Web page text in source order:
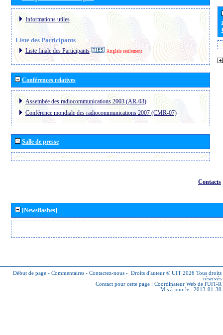
Informations utiles
Liste des Participants
Liste finale des Participants Anglais seulement
Conférences relatives
Assembée des radiocommunications 2003 (AR-03)
Conférence mondiale des radiocommunications 2007 (CMR-07)
Salle de presse
Contacts
[Newsflashes]
Début de page - Commentaires - Contactez-nous - Droits d'auteur © UIT 2026 Tous droits
réservés
Contact pour cette page : Coordinateur Web de l'UIT-R
Mis à jour le : 2013-01-30